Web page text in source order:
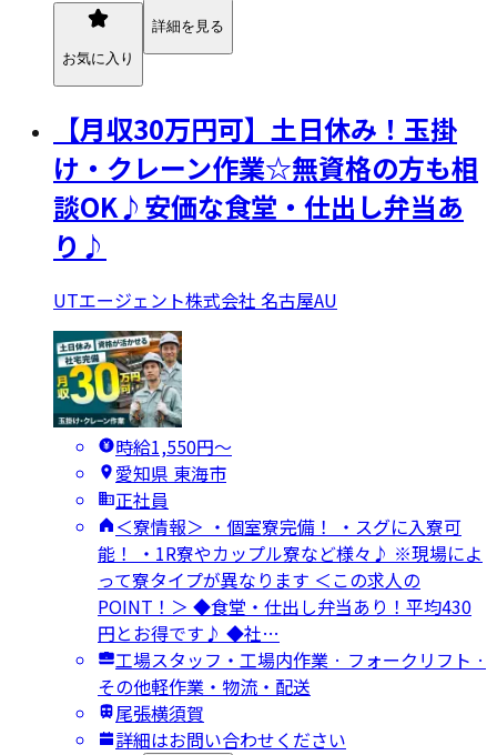
お気に入り
詳細を見る
【月収30万円可】土日休み！玉掛
け・クレーン作業☆無資格の方も相
談OK♪安価な食堂・仕出し弁当あ
り♪
UTエージェント株式会社 名古屋AU
時給1,550円〜
愛知県 東海市
正社員
＜寮情報＞ ・個室寮完備！ ・スグに入寮可
能！ ・1R寮やカップル寮など様々♪ ※現場によ
って寮タイプが異なります ＜この求人の
POINT！＞ ◆食堂・仕出し弁当あり！平均430
円とお得です♪ ◆社…
工場スタッフ・工場内作業 · フォークリフト ·
その他軽作業・物流・配送
尾張横須賀
詳細はお問い合わせください